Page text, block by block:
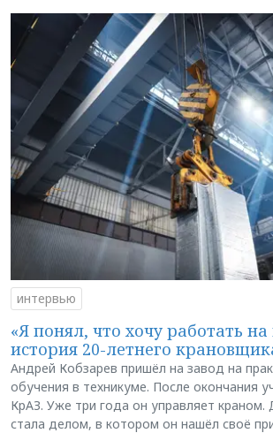
интервью
«Я понял, что хочу работать на
история 20-летнего
Андрей Кобзарев пришёл на завод на
обучения в техникуме. После окончания
КрАЗ. Уже три года он управляет краном.
стала делом, в котором он нашёл своё